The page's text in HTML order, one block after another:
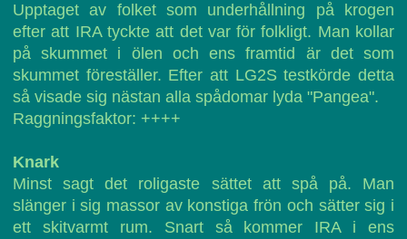
Upptaget av folket som underhållning på krogen
efter att IRA tyckte att det var för folkligt. Man kollar
på skummet i ölen och ens framtid är det som
skummet föreställer. Efter att LG2S testkörde detta
så visade sig nästan alla spådomar lyda "Pangea".
Raggningsfaktor: ++++
Knark
Minst sagt det roligaste sättet att spå på. Man
slänger i sig massor av konstiga frön och sätter sig i
ett skitvarmt rum. Snart så kommer IRA i ens